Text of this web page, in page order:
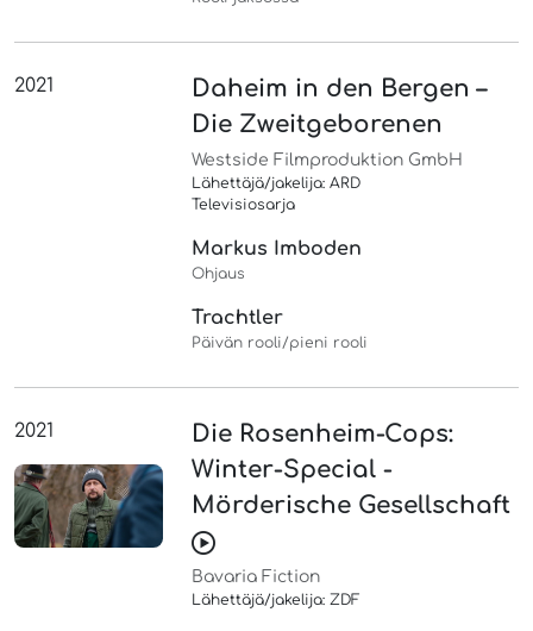
2021
Daheim in den Bergen –
Die Zweitgeborenen
Westside Filmproduktion GmbH
Lähettäjä/jakelija: ARD
Televisiosarja
Markus Imboden
Ohjaus
Trachtler
Päivän rooli/pieni rooli
2021
Die Rosenheim-Cops:
Winter-Special -
Mörderische Gesellschaft
Bavaria Fiction
Lähettäjä/jakelija: ZDF